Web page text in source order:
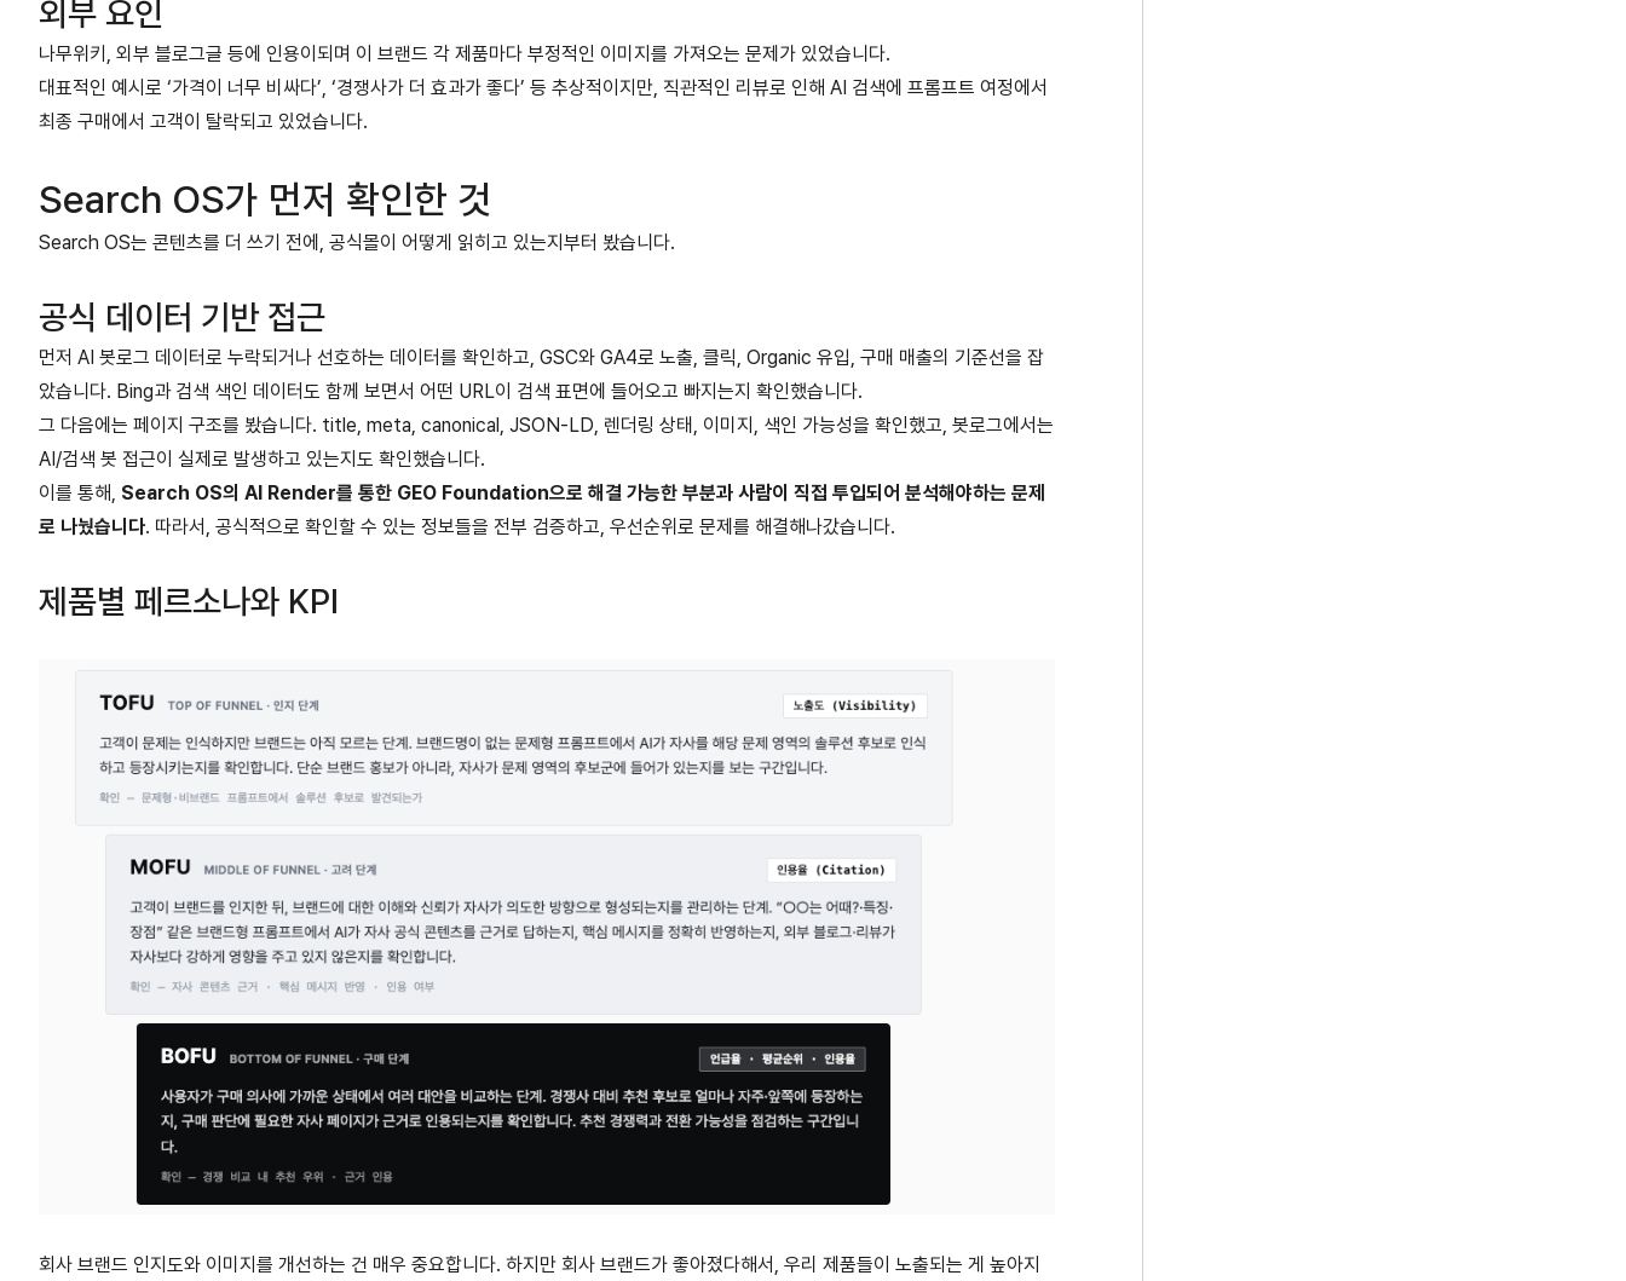
외부 요인
나무위키, 외부 블로그글 등에 인용이되며 이 브랜드 각 제품마다 부정적인 이미지를 가져오는 문제가 있었습니다.
대표적인 예시로 ‘가격이 너무 비싸다’, ‘경쟁사가 더 효과가 좋다’ 등 추상적이지만, 직관적인 리뷰로 인해 AI 검색에 프롬프트 여정에서
최종 구매에서 고객이 탈락되고 있었습니다.
Search OS가 먼저 확인한 것
Search OS는 콘텐츠를 더 쓰기 전에, 공식몰이 어떻게 읽히고 있는지부터 봤습니다.
공식 데이터 기반 접근
먼저 AI 봇로그 데이터로 누락되거나 선호하는 데이터를 확인하고, GSC와 GA4로 노출, 클릭, Organic 유입, 구매 매출의 기준선을 잡
았습니다. Bing과 검색 색인 데이터도 함께 보면서 어떤 URL이 검색 표면에 들어오고 빠지는지 확인했습니다.
그 다음에는 페이지 구조를 봤습니다. title, meta, canonical, JSON-LD, 렌더링 상태, 이미지, 색인 가능성을 확인했고, 봇로그에서는
AI/검색 봇 접근이 실제로 발생하고 있는지도 확인했습니다.
이를 통해, Search OS의 AI Render를 통한 GEO Foundation으로 해결 가능한 부분과 사람이 직접 투입되어 분석해야하는 문제
로 나눴습니다. 따라서, 공식적으로 확인할 수 있는 정보들을 전부 검증하고, 우선순위로 문제를 해결해나갔습니다.
제품별 페르소나와 KPI
회사 브랜드 인지도와 이미지를 개선하는 건 매우 중요합니다. 하지만 회사 브랜드가 좋아졌다해서, 우리 제품들이 노출되는 게 높아지